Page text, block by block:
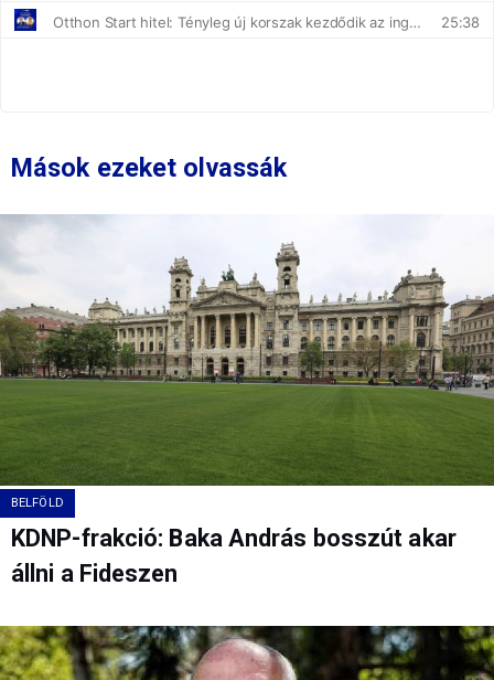
Mások ezeket olvassák
BELFÖLD
KDNP-frakció: Baka András bosszút akar
állni a Fideszen